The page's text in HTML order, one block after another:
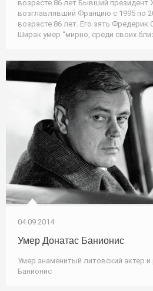
возрасте 86 лет Бывший президент
возглавлявший Францию с 1995 по
возрасте 86 лет. Его зять Фредерик
Ширак умер “мирно, среди своих
04.09.2014
Умер Донатас Банионис
Умер знаменитый литовский актер
Банионис